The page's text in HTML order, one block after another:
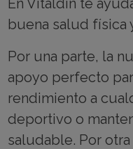
En Vitaldin te
buena salud física
Por una parte, la
apoyo perfecto
rendimiento a
deportivo o
saludable. Por